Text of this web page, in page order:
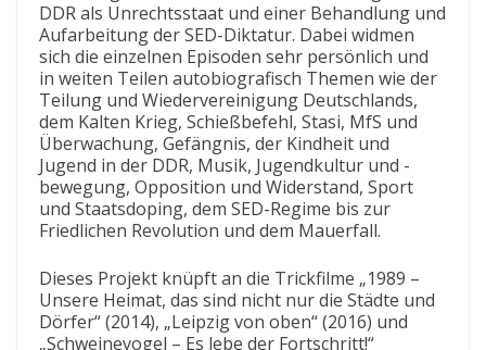
DDR als Unrechtsstaat und einer Behandlung und
Aufarbeitung der SED-Diktatur. Dabei widmen
sich die einzelnen Episoden sehr persönlich und
in weiten Teilen autobiografisch Themen wie der
Teilung und Wiedervereinigung Deutschlands,
dem Kalten Krieg, Schießbefehl, Stasi, MfS und
Überwachung, Gefängnis, der Kindheit und
Jugend in der DDR, Musik, Jugendkultur und -
bewegung, Opposition und Widerstand, Sport
und Staatsdoping, dem SED-Regime bis zur
Friedlichen Revolution und dem Mauerfall.
Dieses Projekt knüpft an die Trickfilme „1989 –
Unsere Heimat, das sind nicht nur die Städte und
Dörfer“ (2014), „Leipzig von oben“ (2016) und
„Schweinevogel – Es lebe der Fortschritt!“